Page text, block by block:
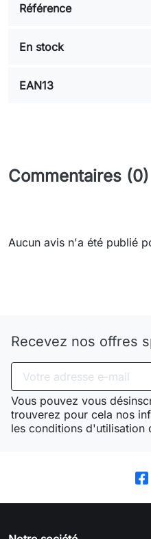
Référence
En stock
EAN13
Commentaires (0)
Aucun avis n'a été publié
Recevez nos offres
Vous pouvez vous
trouverez pour cela nos
les conditions d'utilisation